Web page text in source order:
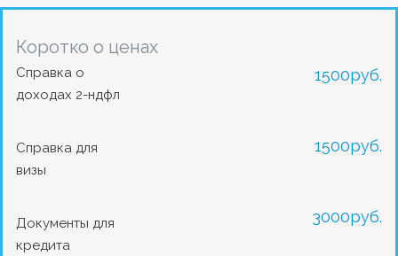
Коротко о ценах
Справка о
доходах 2-ндфл
Справка для
визы
Документы для
кредита
1500руб.
1500руб.
3000руб.